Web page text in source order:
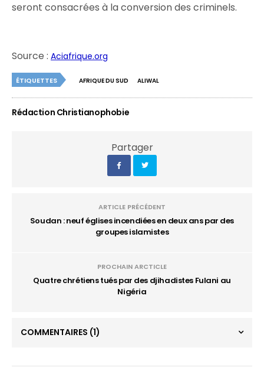
seront consacrées à la conversion des criminels.
Source :Aciafrique.org
ÉTIQUETTES AFRIQUE DU SUD ALIWAL
Rédaction Christianophobie
Partager
ARTICLE PRÉCÉDENT
Soudan : neuf églises incendiées en deux ans par des
groupes islamistes
PROCHAIN ARCTICLE
Quatre chrétiens tués par des djihadistes Fulani au
Nigéria
COMMENTAIRES (1)